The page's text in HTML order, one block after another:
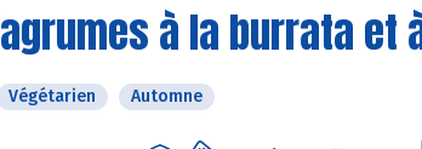
à la burrata et
Végétarien Automne